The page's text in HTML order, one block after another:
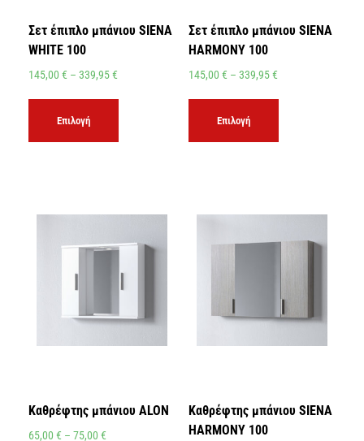
Σετ έπιπλο μπάνιου SIENA
WHITE 100
145,00 € – 339,95€
Επιλογή
Σετ έπιπλο μπάνιου SIENA
HARMONY 100
145,00 € – 339,95€
Επιλογή
Καθρέφτης μπάνιου ALON
65,00 € – 75,00 €
Καθρέφτης μπάνιου SIENA
HARMONY 100